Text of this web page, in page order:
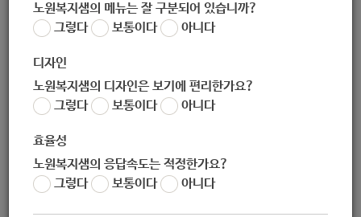
한눈으로 보는 복지 정보
노원복지샘의 메뉴는 잘 구분되어 있습니까?
그렇다
보통이다 아니다
디자인
노원복지샘의 디자인은 보기에 편리한가요?
그렇다
보통이다 아니다
효율성
노원복지샘의 응답속도는 적정한가요?
그렇다
보통이다 아니다
[사랑의열매] -온라인 참여 신청- 소중한 기부금 사용 방향을 시
민과 함께! 2020 모두 다 토론회 (11.26)
작성자 노원 복지샘
작성일 2020-11-20 09:44